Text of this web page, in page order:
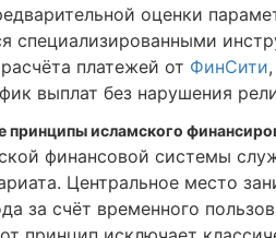
оценки
специализированными
платежей от ФинСити
выплат без нарушения
принципы исламского
финансовой системы
Центральное место
за счёт временного